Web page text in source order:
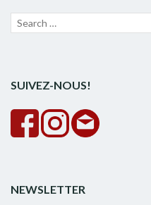
Recherche
SUIVEZ-NOUS!
NEWSLETTER